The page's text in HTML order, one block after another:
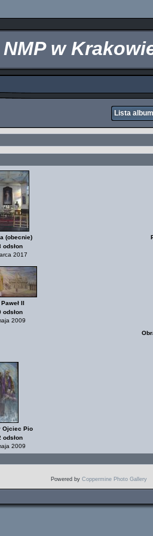
w
Lista
(obecnie)
odsłon
2017
II
odsłon
2009
Ojciec Pio
odsłon
2009
Powered by Coppermine Photo Gallery